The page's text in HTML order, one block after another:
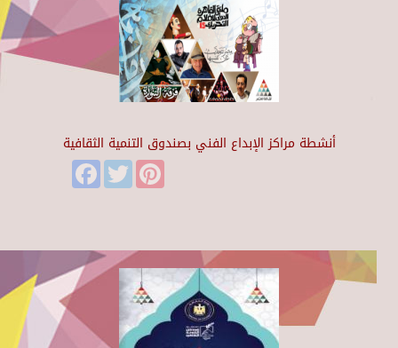
أنشطة مراكز الإبداع الفني بصندوق التنمية الثقافية
FacebookTwitter